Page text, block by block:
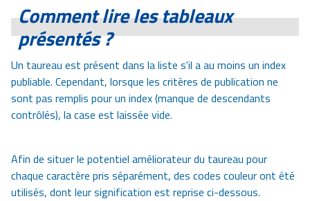
Comment lire les tableaux
présentés ?
Un taureau est présent dans la liste s'il a au moins un index
publiable. Cependant, lorsque les critères de publication ne
sont pas remplis pour un index (manque de descendants
contrôlés), la case est laissée vide.
Afin de situer le potentiel améliorateur du taureau pour
chaque caractère pris séparément, des codes couleur ont été
utilisés, dont leur signification est reprise ci-dessous.